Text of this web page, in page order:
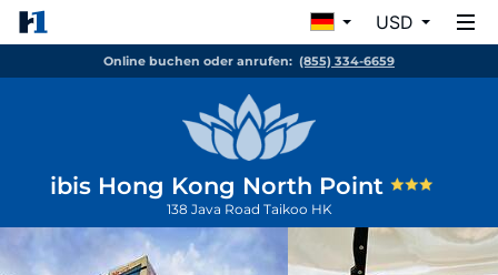
USD
Online buchen oder anrufen: (855) 334-6659
ibis Hong Kong North Point
138 Java Road Taikoo HK